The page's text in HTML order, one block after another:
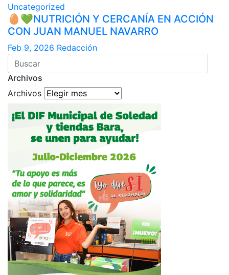
Uncategorized
🥚💚NUTRICIÓN Y CERCANÍA EN ACCIÓN
CON JUAN MANUEL NAVARRO
Feb 9, 2026 Redacción
Archivos
Archivos